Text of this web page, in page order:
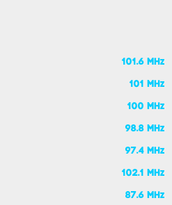
101.6 MHz
101 MHz
100 MHz
98.8 MHz
97.4 MHz
102.1 MHz
87.6 MHz